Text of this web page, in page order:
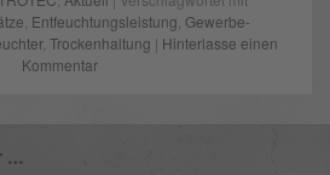
Entfeuchtungsleistung Gewerbe-
, Trockenhaltung | Hinterlasse einen
Kommentar
…